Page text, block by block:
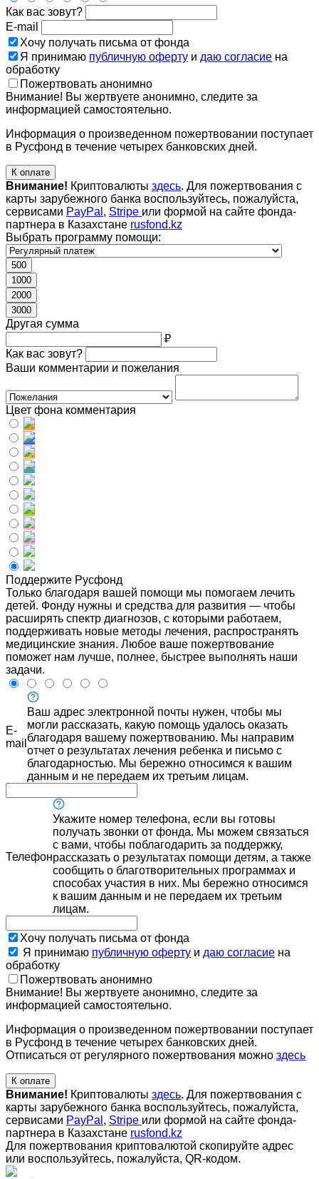
Как вас зовут?
E-mail
Хочу получать письма от фонда
Я принимаю публичную оферту и даю согласие на
обработку
Пожертвовать анонимно
Внимание! Вы жертвуете анонимно, следите за
информацией самостоятельно.
Информация о произведенном пожертвовании поступает
в Русфонд в течение четырех банковских дней.
К оплате
Внимание! Криптовалюты здесь. Для пожертвования с
карты зарубежного банка воспользуйтесь, пожалуйста,
сервисами PayPal , Stripe или формой на сайте фонда-
партнера в Казахстане rusfond.kz
Выбрать программу помощи:
500
1000
2000
3000
Другая сумма
₽
Как вас зовут?
Ваши комментарии и пожелания
Цвет фона комментария
Поддержите Русфонд
Только благодаря вашей помощи мы помогаем лечить
детей. Фонду нужны и средства для развития — чтобы
расширять спектр диагнозов, с которыми работаем,
поддерживать новые методы лечения, распространять
медицинские знания. Любое ваше пожертвование
поможет нам лучше, полнее, быстрее выполнять наши
задачи.
E-
mail
Ваш адрес электронной почты нужен, чтобы мы
могли рассказать, какую помощь удалось оказать
благодаря вашему пожертвованию. Мы направим
отчет о результатах лечения ребенка и письмо с
благодарностью. Мы бережно относимся к вашим
данным и не передаем их третьим лицам.
Телефон
Укажите номер телефона, если вы готовы
получать звонки от фонда. Мы можем связаться
с вами, чтобы поблагодарить за поддержку,
рассказать о результатах помощи детям, а также
сообщить о благотворительных программах и
способах участия в них. Мы бережно относимся
к вашим данным и не передаем их третьим
лицам.
Хочу получать письма от фонда
Я принимаю публичную оферту и даю согласие на
обработку
Пожертвовать анонимно
Внимание! Вы жертвуете анонимно, следите за
информацией самостоятельно.
Информация о произведенном пожертвовании поступает
в Русфонд в течение четырех банковских дней.
Отписаться от регулярного пожертвования можно здесь
К оплате
Внимание! Криптовалюты здесь. Для пожертвования с
карты зарубежного банка воспользуйтесь, пожалуйста,
сервисами PayPal , Stripe или формой на сайте фонда-
партнера в Казахстане rusfond.kz
Для пожертвования криптовалютой скопируйте адрес
или воспользуйтесь, пожалуйста, QR-кодом.